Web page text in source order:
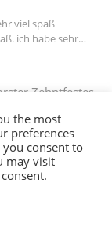
viel spaß
ich habe sehr…
Zehntfestes
gemacht
Planungen
the most
preferences
you consent to
may visit